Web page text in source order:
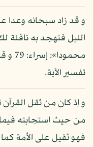
و قد زاد سبحانه وعدا
الليل فتهجد به نافلة
تفسير الآية.
و إذ كان من ثقل
من حيث استجابته فيما
فهو ثقيل على الأمة